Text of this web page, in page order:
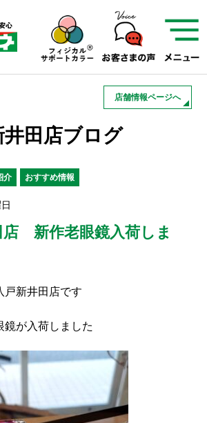
知る
01 サトーメガネの遠近
検査・フィッティング
03 アフターサービス
豆知識
せ 会社概要
お問い合わせ
店舗情報ページへ
井田店ブログ
介 おすすめ情報
店 新作老眼鏡入荷しま
戸新井田店です
鏡が入荷しました